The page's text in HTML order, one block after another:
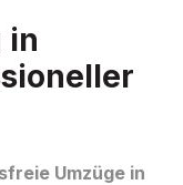
in
Umzüge in